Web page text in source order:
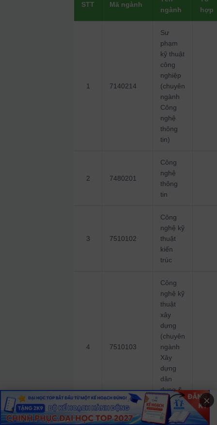
STT Mã ngành
ngành
hợp
1 7140214
Sư
phạm
kỹ thuật
công
nghiệp
(chuyên
ngành
Công
nghệ
thông
tin)
2 7480201
Công
nghệ
thông
tin
3 7510102
Công
nghệ kỹ
thuật
kiến
trúc
4 7510103
Công
nghệ kỹ
thuật
xây
dựng
(chuyên
ngành
Xây
dựng
dân
dụng &
Công
nghiệp)
×